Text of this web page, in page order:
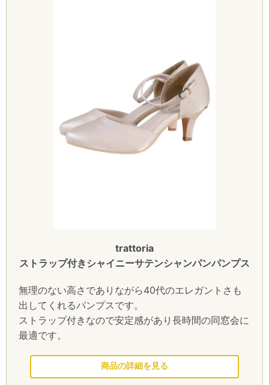
trattoria
ストラップ付きシャイニーサテンシャンパンパンプス
無理のない高さでありながら40代のエレガントさも
出してくれるパンプスです。
ストラップ付きなので安定感があり長時間の同窓会に
最適です。
このドレスを見る